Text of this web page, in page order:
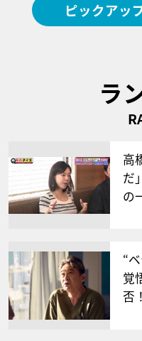
ピックアッ
ラ
高
だ
の
“
覚
否